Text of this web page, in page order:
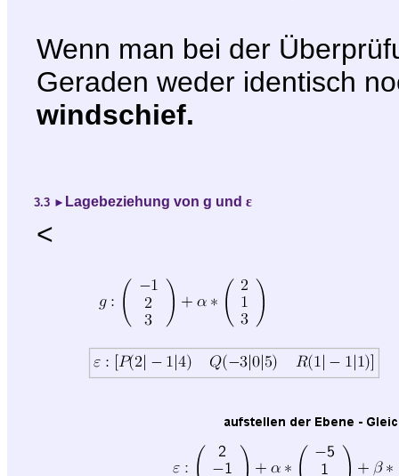
Wenn man bei der
Geraden weder identisch
windschief.
3.3 ► Lagebeziehung von g und ε
<